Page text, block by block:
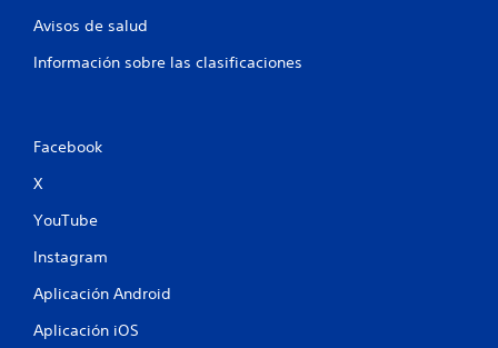
Avisos de salud
Información sobre las clasificaciones
Facebook
X
YouTube
Instagram
Aplicación Android
Aplicación iOS